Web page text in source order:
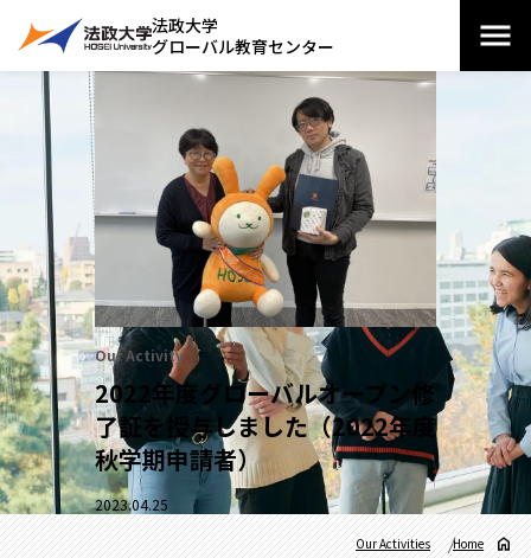
法政大学
グローバル教育センター
Our Activity
2022年度グローバルオープン修
了証を授与しました（2022年度
秋学期申請者）
2023.04.25
Home
Our Activities